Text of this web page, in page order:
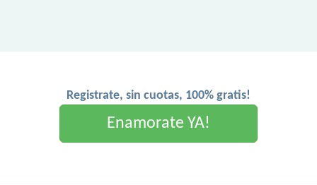
Registrate, sin cuotas, 100% gratis!
Enamorate YA!